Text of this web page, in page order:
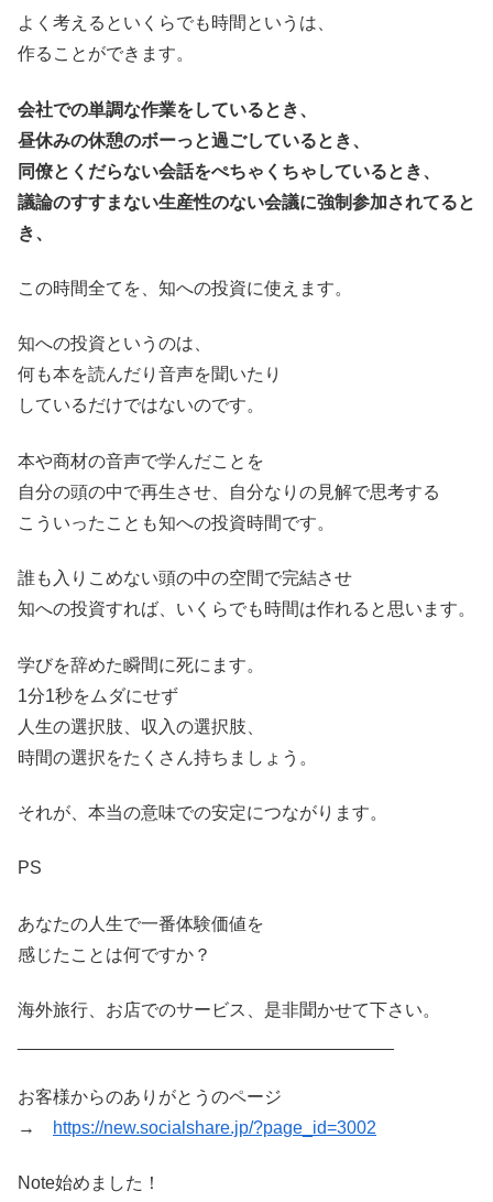
よく考えるといくらでも時間というは、
作ることができます。
会社での単調な作業をしているとき、
昼休みの休憩のボーっと過ごしているとき、
同僚とくだらない会話をぺちゃくちゃしているとき、
議論のすすまない生産性のない会議に強制参加されてると
き、
この時間全てを、知への投資に使えます。
知への投資というのは、
何も本を読んだり音声を聞いたり
しているだけではないのです。
本や商材の音声で学んだことを
自分の頭の中で再生させ、自分なりの見解で思考する
こういったことも知への投資時間です。
誰も入りこめない頭の中の空間で完結させ
知への投資すれば、いくらでも時間は作れると思います。
学びを辞めた瞬間に死にます。
1分1秒をムダにせず
人生の選択肢、収入の選択肢、
時間の選択をたくさん持ちましょう。
それが、本当の意味での安定につながります。
PS
あなたの人生で一番体験価値を
感じたことは何ですか？
海外旅行、お店でのサービス、是非聞かせて下さい。
お客様からのありがとうのページ
→
https://new.socialshare.jp/?page_id=3002
Note始めました！